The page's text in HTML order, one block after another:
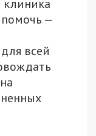
клиника
помочь —
всей